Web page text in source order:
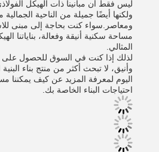
ليس فقط أن مبانينا ذات الهيكل
ولكنها أيضًا جميلة من الناحية
ومعاصر.سواء كنت بحاجة إلى مبنى
مساحة سكنية أنيقة وفعالة، بناياتنا
المثالي.
لذلك إذا كنت في السوق للحصول على
وأنيق، لا تبحث أكثر من منتج بناء البنية
اليوم لمعرفة المزيد عن كيف يمكننا
احتياجات البناء الخاصة بك.